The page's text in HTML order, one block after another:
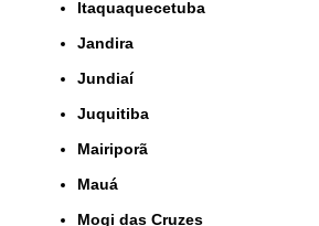
Itaquaquecetuba
Jandira
Jundiaí
Juquitiba
Mairiporã
Mauá
Mogi das Cruzes